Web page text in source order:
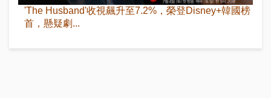
'The Husband'收視飆升至7.2%，榮登Disney+韓國榜
首，懸疑劇...